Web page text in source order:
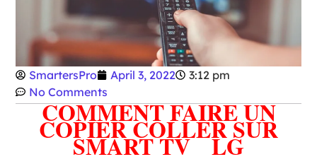
SmartersPro April 3, 2022
3:12 pm
No Comments
COMMENT FAIRE UN
COPIER COLLER SUR
SMART TV LG